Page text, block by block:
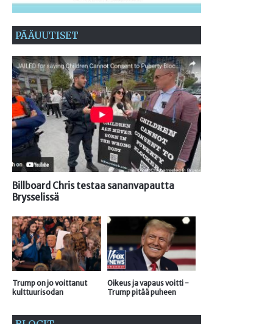
PÄÄUUTISET
Billboard Chris testaa sananvapautta
Brysselissä
Trump on jo voittanut
kulttuurisodan
Oikeus ja vapaus voitti -
Trump pitää puheen